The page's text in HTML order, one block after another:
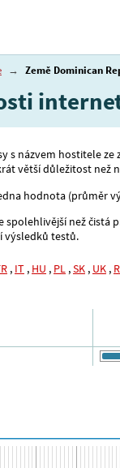
→ Země Dominican
názvem hostitele
větší důležitost než
hodnota (průměr
než čistá
výsledků testů.
, IT , HU , PL ,SK , UK ,